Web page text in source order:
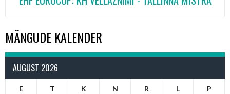
MÄNGUDE KALENDER
AUGUST 2026
E T K N R L P